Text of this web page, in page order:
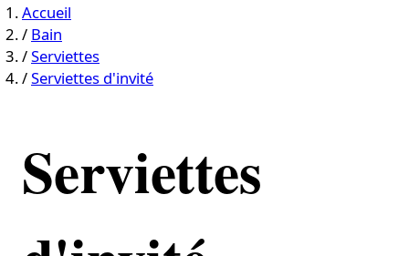
Accueil
/ Bain
/Serviettes
/Serviettes d'invité
Serviettes